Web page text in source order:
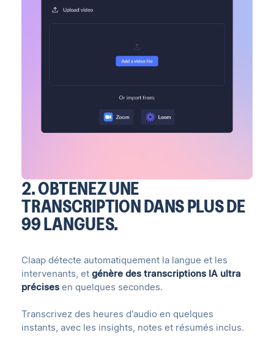
2. OBTENEZ UNE
TRANSCRIPTION DANS PLUS DE
99 LANGUES.
Claap détecte automatiquement la langue et les
intervenants, etgénère des transcriptions IA ultra
précises en quelques secondes.
Transcrivez des heures d’audio en quelques
instants, avec les insights, notes et résumés inclus.